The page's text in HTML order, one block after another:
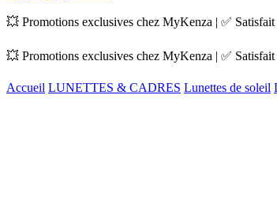
💥 Promotions exclusives chez MyKenza | ✅
💥 Promotions exclusives chez MyKenza | ✅
Accueil LUNETTES & CADRES Lunettes de soleil